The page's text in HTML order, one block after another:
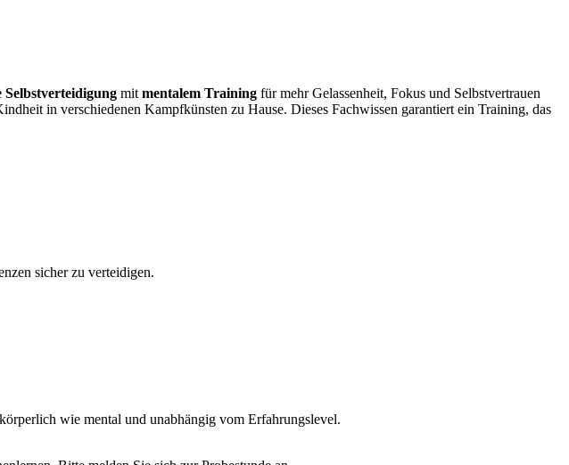
Selbstverteidigung mit mentalem Training für mehr Gelassenheit, Fokus und Selbstvertrauen
in verschiedenen Kampfkünsten zu Hause. Dieses Fachwissen garantiert ein Training, das
sicher zu verteidigen.
wie mental und unabhängig vom Erfahrungslevel.